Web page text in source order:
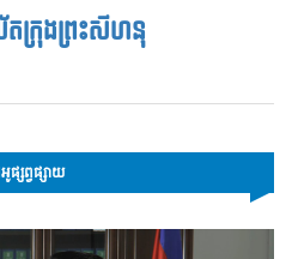
តក្រុងព្រះសីហនុ
អូផ្សព្វផ្សាយ